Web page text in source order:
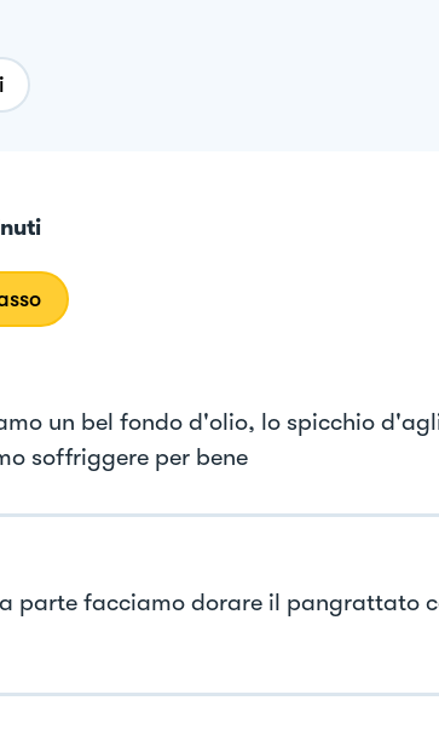
un bel fondo d'olio, lo spicchio
soffriggere per bene
parte facciamo dorare il pangrattato